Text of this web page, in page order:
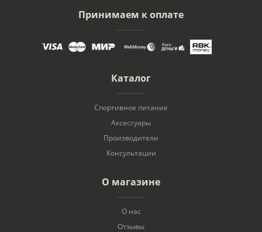
Принимаем к оплате
Каталог
Спортивное питание
Аксессуары
Производители
Консультации
О магазине
О нас
Отзывы